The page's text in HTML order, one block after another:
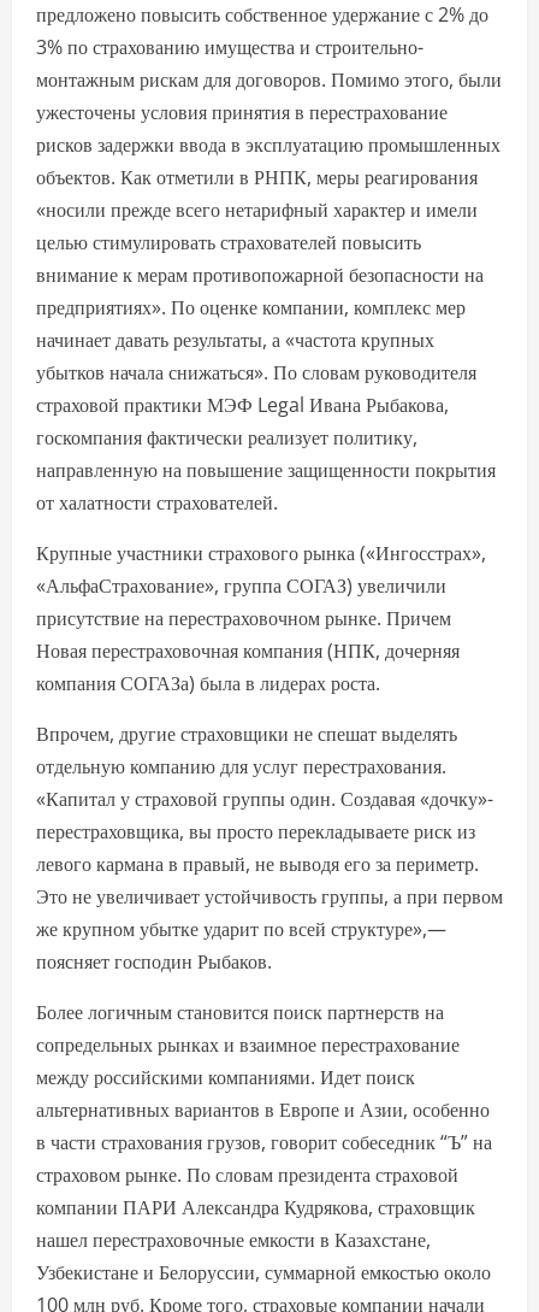
предложено повысить собственное удержание с 2% до
3% по страхованию имущества и строительно-
монтажным рискам для договоров. Помимо этого, были
ужесточены условия принятия в перестрахование
рисков задержки ввода в эксплуатацию промышленных
объектов. Как отметили в РНПК, меры реагирования
«носили прежде всего нетарифный характер и имели
целью стимулировать страхователей повысить
внимание к мерам противопожарной безопасности на
предприятиях». По оценке компании, комплекс мер
начинает давать результаты, а «частота крупных
убытков начала снижаться». По словам руководителя
страховой практики МЭФ Legal Ивана Рыбакова,
госкомпания фактически реализует политику,
направленную на повышение защищенности покрытия
от халатности страхователей.
Крупные участники страхового рынка («Ингосстрах»,
«АльфаСтрахование», группа СОГАЗ) увеличили
присутствие на перестраховочном рынке. Причем
Новая перестраховочная компания (НПК, дочерняя
компания СОГАЗа) была в лидерах роста.
Впрочем, другие страховщики не спешат выделять
отдельную компанию для услуг перестрахования.
«Капитал у страховой группы один. Создавая «дочку»-
перестраховщика, вы просто перекладываете риск из
левого кармана в правый, не выводя его за периметр.
Это не увеличивает устойчивость группы, а при первом
же крупном убытке ударит по всей структуре»,—
поясняет господин Рыбаков.
Более логичным становится поиск партнерств на
сопредельных рынках и взаимное перестрахование
между российскими компаниями. Идет поиск
альтернативных вариантов в Европе и Азии, особенно
в части страхования грузов, говорит собеседник “Ъ” на
страховом рынке. По словам президента страховой
компании ПАРИ Александра Кудрякова, страховщик
нашел перестраховочные емкости в Казахстане,
Узбекистане и Белоруссии, суммарной емкостью около
100 млн руб. Кроме того, страховые компании начали